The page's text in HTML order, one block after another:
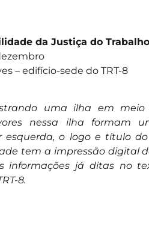
da Justiça do Trabalho
– edifício-sede do TRT-8
uma ilha em
nessa ilha formam
o logo e título
tem a impressão digital
informações já ditas no
8.